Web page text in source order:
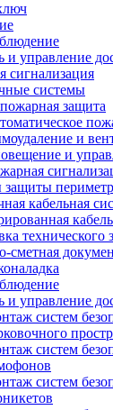
и управление
сигнализация
системы
защита
и
и
кабельная
технического
сметная
и управление
систем
систем
систем